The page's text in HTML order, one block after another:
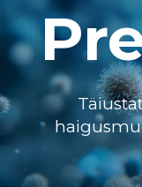
jaoks,
usaldavad